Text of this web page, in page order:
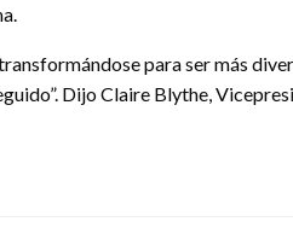
para ser más
Dijo Claire Blythe,